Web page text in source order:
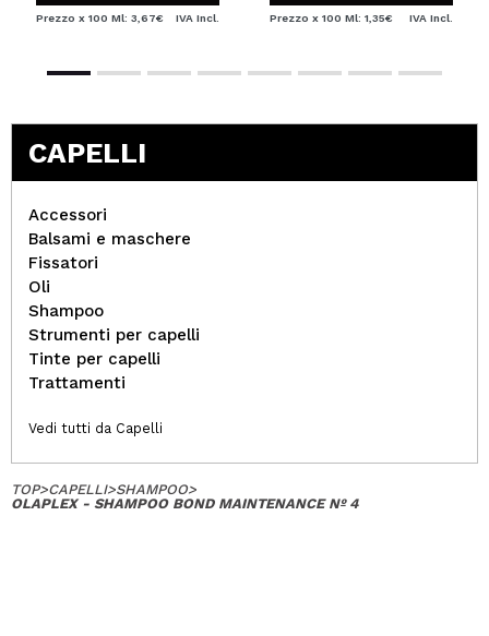
Prezzo x 100 Ml: 3,67€ IVA Incl. Prezzo x 100 Ml: 1,35€ IVA Incl.
CAPELLI
Accessori
Balsami e maschere
Fissatori
Oli
Shampoo
Strumenti per capelli
Tinte per capelli
Trattamenti
Vedi tutti da Capelli
TOP>CAPELLI>SHAMPOO>
OLAPLEX - SHAMPOO BOND MAINTENANCE Nº 4